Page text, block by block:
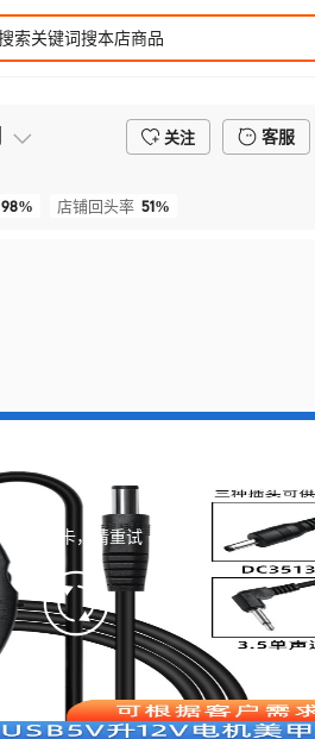
关注 客服
98% 店铺回头率 51%
有点小卡，请重试
retry